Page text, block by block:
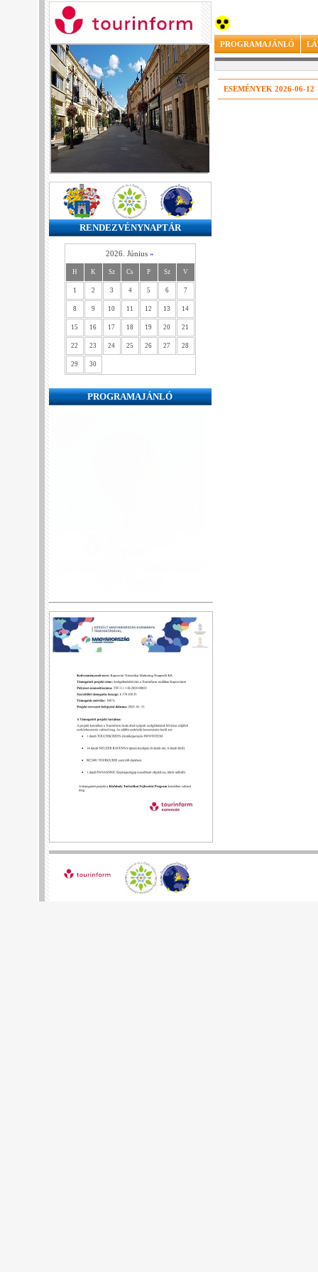
RENDEZVÉNYNAPTÁR
2026. Június »
H K Sz Cs P Sz V
1 2 3 4 5 6 7
8 9 10 11 12 13 14
15 16 17 18 19 20 21
22 23 24 25 26 27 28
29 30
PROGRAMAJÁNLÓ
PROGRAMAJÁNLÓ
ESEMÉNYEK 2026-06-12